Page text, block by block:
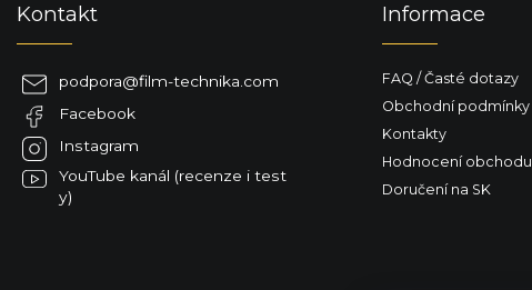
Kontakt
podpora@film-technika.com
Facebook
Instagram
YouTube kanál (recenze i test
y)
Informace
FAQ / Časté dotazy
Obchodní podmínky
Kontakty
Hodnocení obchodu
Doručení na SK